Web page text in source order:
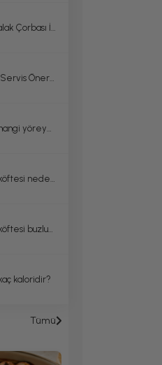
Lezzetli Bir Topalak Çorbası İçin Püf Noktaları
Topalak Çorbası Servis Önerileri
Topalak çorbası hangi yöreye aittir?
Topalak çorbası köftesi neden dağılır, dağılmaması için ne yapılmalı?
Topalak çorbası köftesi buzluğa konur mu?
kaloridir?
Tümü